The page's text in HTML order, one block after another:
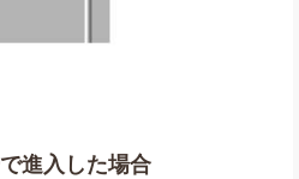
進入した場合